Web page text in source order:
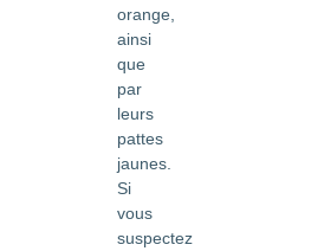
orange,
ainsi
que
par
leurs
pattes
jaunes.
Si
vous
suspectez